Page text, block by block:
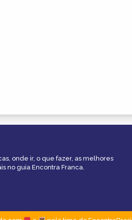
onde ir, o que fazer, as melhores
no guia Encontra Franca.